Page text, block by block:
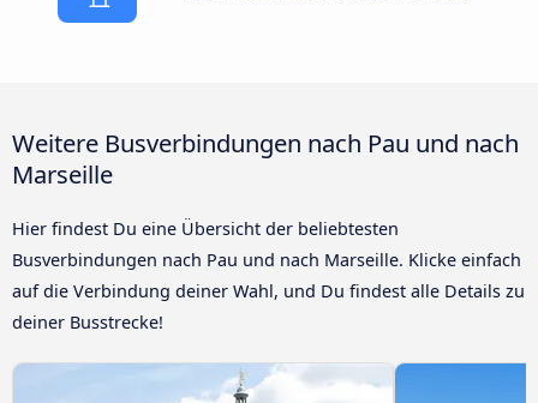
Weitere Busverbindungen nach Pau und nach
Marseille
Hier findest Du eine Übersicht der beliebtesten
Busverbindungen nach Pau und nach Marseille. Klicke einfach
auf die Verbindung deiner Wahl, und Du findest alle Details zu
deiner Busstrecke!